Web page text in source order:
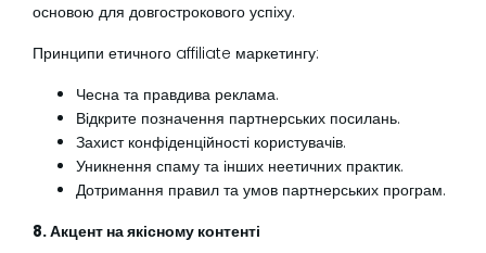
основою для довгострокового успіху.
Принципи етичного affiliate маркетингу:
Чесна та правдива реклама.
Відкрите позначення партнерських посилань.
Захист конфіденційності користувачів.
Уникнення спаму та інших неетичних практик.
Дотримання правил та умов партнерських програм.
8. Акцент на якісному контенті